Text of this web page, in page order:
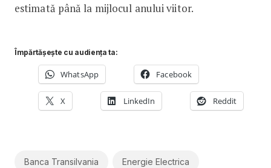
estimată până la mijlocul anului viitor.
Împărtășește cu audiența ta:
WhatsApp Facebook
X LinkedIn Reddit
Banca Transilvania Energie Electrica